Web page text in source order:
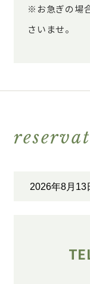
※お急ぎの場
さいませ。